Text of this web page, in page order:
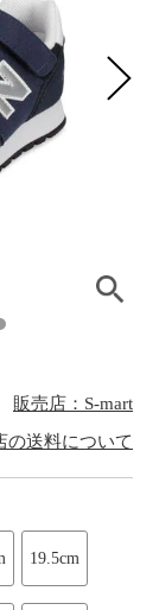
販売店：S-mart
の送料について
19.5cm